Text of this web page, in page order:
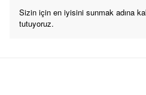
Sizin için en iyisini sunmak adına
tutuyoruz.